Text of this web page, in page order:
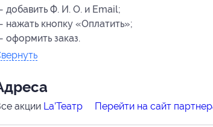
добавить Ф. И. О. и Email;
нажать кнопку «Оплатить»;
оформить заказ.
акции La’Театр Перейти на сайт